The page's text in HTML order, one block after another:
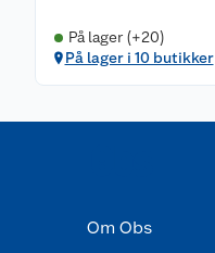
På lager (+20)
På lager i 10 butikker
Om Obs